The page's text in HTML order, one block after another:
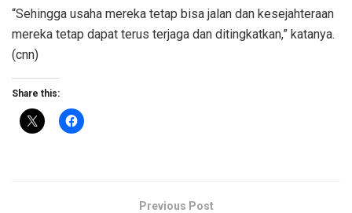
“Sehingga usaha mereka tetap bisa jalan dan kesejahteraan
mereka tetap dapat terus terjaga dan ditingkatkan,” katanya.
(cnn)
Share this:
Previous Post